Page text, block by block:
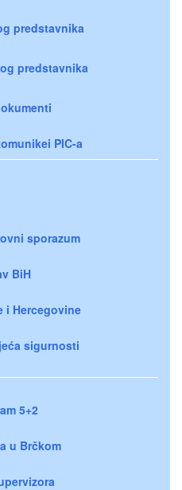
predstavnika
predstavnika
PIC-a
sporazum
BiH
i Hercegovine
sigurnosti
5+2
u Brčkom